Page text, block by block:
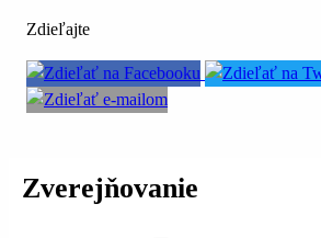
Zdieľajte
Zverejňovanie